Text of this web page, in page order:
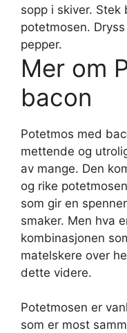
sopp i skiver. Stek
potetmosen.
pepper.
Mer om
bacon
Potetmos med
mettende og
av mange. Den
og rike
som gir en
smaker. Men hva
kombinasjonen
matelskere over
dette videre.
Potetmosen er
som er most